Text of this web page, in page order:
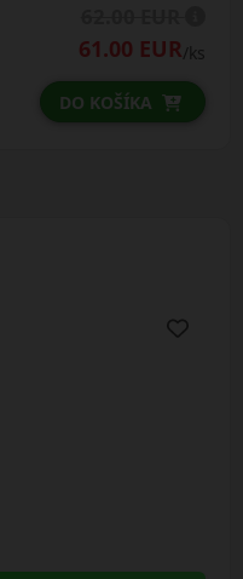
61.00 EUR/ks
DO KOŠÍKA